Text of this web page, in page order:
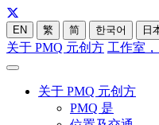
EN 繁 简 한국어 日
关于 PMQ 元创方 工作室
关于 PMQ 元创方
PMQ 是